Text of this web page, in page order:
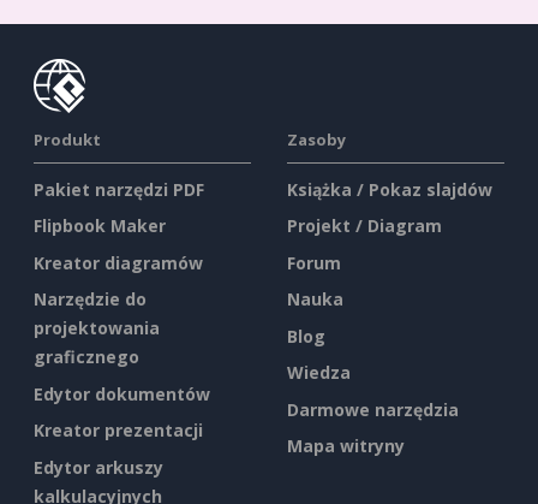
Produkt
Pakiet narzędzi PDF
Flipbook Maker
Kreator diagramów
Narzędzie do
projektowania
graficznego
Edytor dokumentów
Kreator prezentacji
Edytor arkuszy
kalkulacyjnych
Zasoby
Książka / Pokaz slajdów
Projekt / Diagram
Forum
Nauka
Blog
Wiedza
Darmowe narzędzia
Mapa witryny